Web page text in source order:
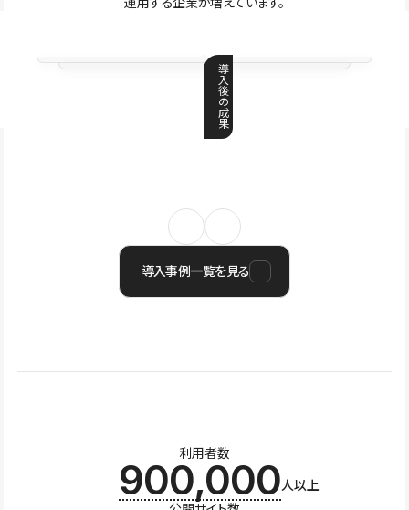
導
入
後
の
成
果
導入事例一覧を見る
利用者数
900,000人以上